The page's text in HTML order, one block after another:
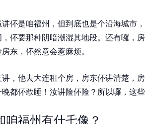
伓是咱福州，但到底也是个沿海城市
伓要那种阴暗潮湿其地段。还有囉，
东，伓然意会惹麻烦。
，他去大连租个房，房东伓讲清楚，
都伓敢睡！汝讲险伓险？所以囉，这
福州有什乇像？